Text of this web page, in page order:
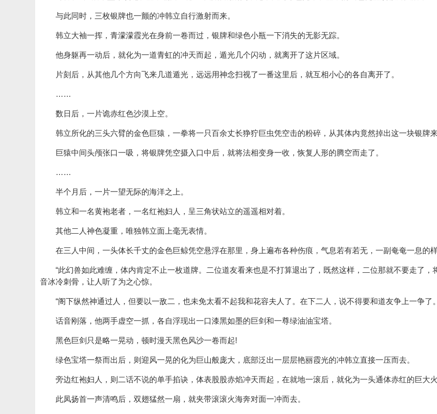
与此同时，三枚银牌也一颤的冲韩立自行激射而来。
韩立大袖一挥，青濛濛霞光在身前一卷而过，银牌和绿色小瓶一下消失的无影无踪。
他身躯再一动后，就化为一道青虹的冲天而起，遁光几个闪动，就离开了这片区域。
片刻后，从其他几个方向飞来几道遁光，远远用神念扫视了一番这里后，就互相小心的各自离开了。
……
数日后，一片诡赤红色沙漠上空。
韩立所化的三头六臂的金色巨猿，一拳将一只百余丈长狰狞巨虫凭空击的粉碎，从其体内竟然掉出这一块银牌
巨猿中间头颅张口一吸，将银牌凭空摄入口中后，就将法相变身一收，恢复人形的腾空而走了。
……
半个月后，一片一望无际的海洋之上。
韩立和一名黄袍老者，一名红袍妇人，呈三角状站立的遥遥相对着。
其他二人神色凝重，唯独韩立面上毫无表情。
在三人中间，一头体长千丈的金色巨鲸凭空悬浮在那里，身上遍布各种伤痕，气息若有若无，一副奄奄一息的
“此幻兽如此难缠，体内肯定不止一枚道牌。二位道友看来也是不打算退出了，既然这样，二位那就不要走了
音冰冷刺骨，让人听了为之心惊。
“阁下纵然神通过人，但要以一敌二，也未免太看不起我和花容夫人了。在下二人，说不得要和道友争上一争
话音刚落，他两手虚空一抓，各自浮现出一口漆黑如墨的巨剑和一尊绿油油宝塔。
黑色巨剑只是略一晃动，顿时漫天黑色风沙一卷而起!
绿色宝塔一祭而出后，则迎风一晃的化为巨山般庞大，底部泛出一层层艳丽霞光的冲韩立直接一压而去。
旁边红袍妇人，则二话不说的单手掐诀，体表股股赤焰冲天而起，在就地一滚后，就化为一头通体赤红的巨大
此凤扬首一声清鸣后，双翅猛然一扇，就夹带滚滚火海奔对面一冲而去。